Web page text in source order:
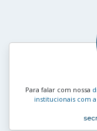
Para falar com nossa
institucionais com